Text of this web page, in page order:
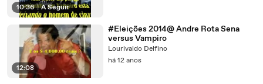
10:36 | A Seguir
12:08
#Eleições 2014@ Andre Rota Sena
versus Vampiro
Lourivaldo Delfino
há 12 anos